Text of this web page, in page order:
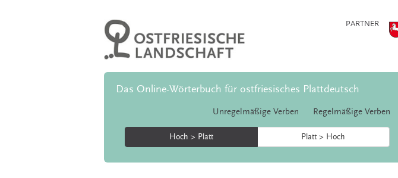
PARTNER
Das Online-Wörterbuch für ostfriesisches Plattdeutsch
Unregelmäßige Verben Regelmäßige Verben
Hoch > Platt Platt > Hoch